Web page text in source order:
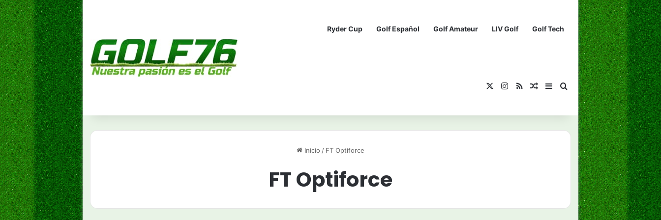
Ryder Cup Golf Español Golf Amateur LIV Golf Golf Tech
Instagram
RSS ¡Muéstrame un artículo
Barra lateral
Buscar...
Inicio / FT Optiforce
FT Optiforce